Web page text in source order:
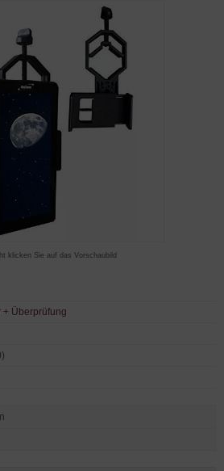
klicken Sie auf das Vorschaubild
+ Überprüfung